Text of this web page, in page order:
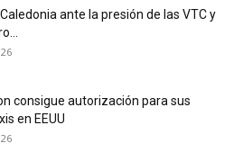
ante la presión de las VTC y
consigue autorización para sus
en EEUU